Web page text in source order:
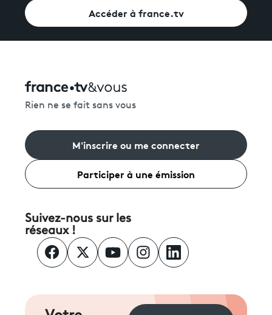
Accéder à france.tv
Rien ne se fait sans vous
M'inscrire ou me connecter
Participer à une émission
Suivez-nous sur les
réseaux !